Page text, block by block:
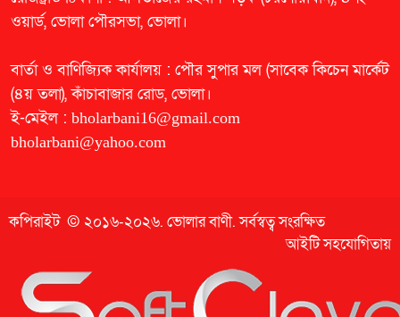
ওয়ার্ড, ভোলা পৌরসভা, ভোলা।
বার্তা ও বাণিজ্যিক কার্যালয় : পৌর সুপার মল (সাবেক কিচেন মার্কেট
(৪য় তলা), কাঁচাবাজার রোড, ভোলা।
ই-মেইল : bholarbani16@gmail.com
bholarbani@yahoo.com
কপিরাইট © ২০১৬-২০২৬. ভোলার বাণী. সর্বস্বত্ব সংরক্ষিত
আইটি সহযোগিতায়